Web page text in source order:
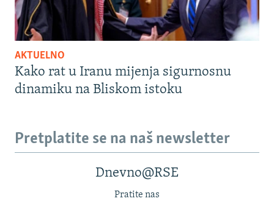
AKTUELNO
Kako rat u Iranu mijenja sigurnosnu
dinamiku na Bliskom istoku
Pretplatite se na naš newsletter
Dnevno@RSE
Pratite nas